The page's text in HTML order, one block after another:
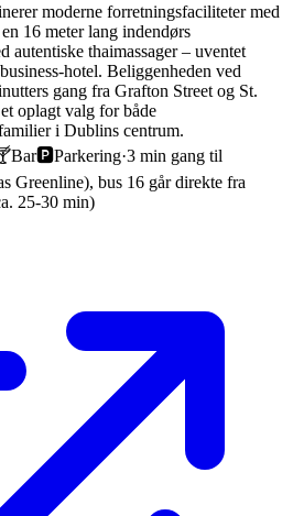
moderne forretningsfaciliteter med
16 meter lang indendørs
autentiske thaimassager – uventet
hotel. Beliggenheden ved
gang fra Grafton Street og St.
oplagt valg for både
i Dublins centrum.
Bar🅿️Parkering·3 min gang til
Greenline), bus 16 går direkte fra
25-30 min)